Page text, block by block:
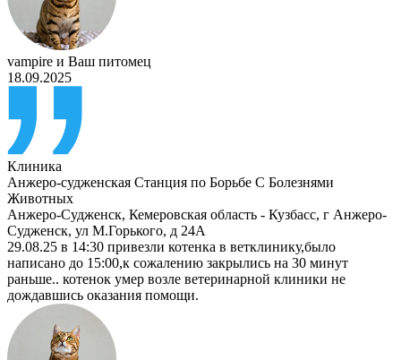
vampire и Ваш питомец
18.09.2025
Клиника
Анжеро-судженская Станция по Борьбе С Болезнями
Животных
Анжеро-Судженск, Кемеровская область - Кузбасс, г Анжеро-
Судженск, ул М.Горького, д 24А
29.08.25 в 14:30 привезли котенка в ветклинику,было
написано до 15:00,к сожалению закрылись на 30 минут
раньше.. котенок умер возле ветеринарной клиники не
дождавшись оказания помощи.